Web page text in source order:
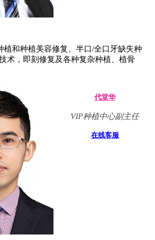
植和种植美容修复、半口/全口牙缺失种
术，即刻修复及各种复杂种植、植骨
代堂华
VIP种植中心副主任
在线客服